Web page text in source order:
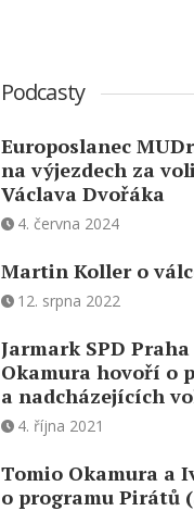
Podcasty
Europoslanec
na výjezdech za
Václava Dvořáka
4. června 2024
Martin Koller o
12. srpna 2022
Jarmark SPD
Okamura hovoří o
a nadcházejících
4. října 2021
Tomio Okamura a
o programu Pirátů